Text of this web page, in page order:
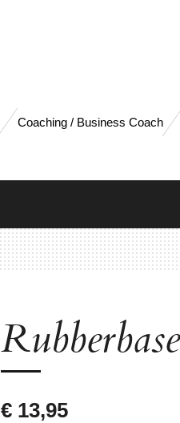
Coaching / Business Coach
€ 13,95